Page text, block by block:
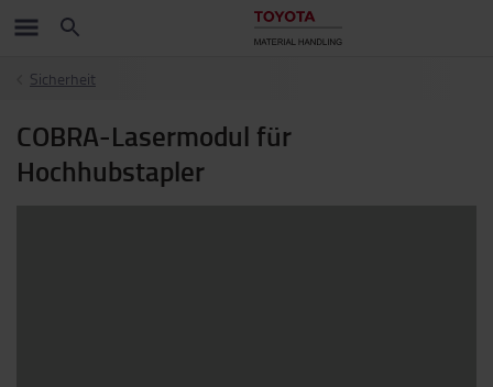
Sicherheit
COBRA-Lasermodul für
Hochhubstapler